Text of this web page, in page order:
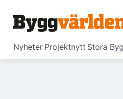
Nyheter Projektnytt Stora